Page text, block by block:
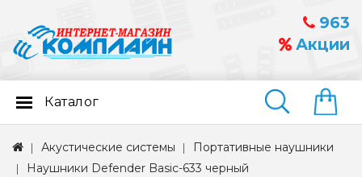
963
Акции
Найти
Каталог
Акустические системы
Портативные наушники
Наушники Defender Basic-633 черный